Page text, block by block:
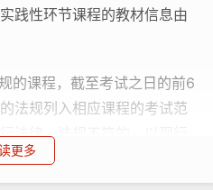
践性环节课程的教材信息由
的课程，截至考试之日的前6
法规列入相应课程的考试范
法律、法规不符的，以现行
更多